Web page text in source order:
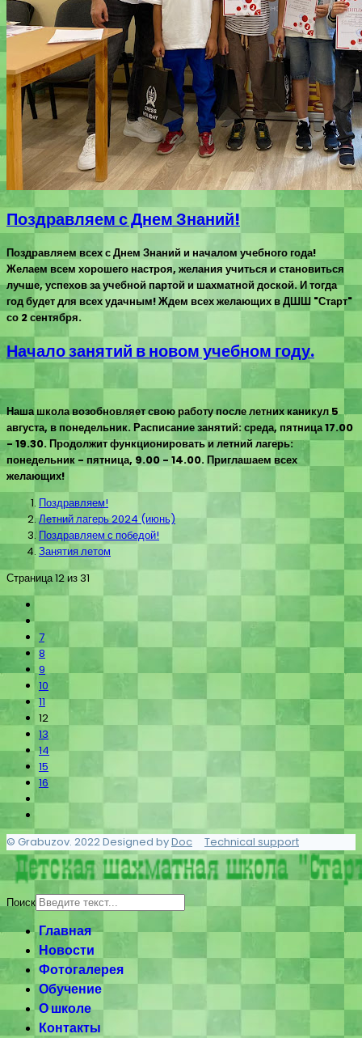
Поздравляем с Днем Знаний!
Поздравляем всех с Днем Знаний и началом учебного года!
Желаем всем хорошего настроя, желания учиться и становиться
лучше, успехов за учебной партой и шахматной доской. И тогда
год будет для всех удачным! Ждем всех желающих в ДШШ "Старт"
со 2 сентября.
Начало занятий в новом учебном году.
Наша школа возобновляет свою работу после летних каникул 5
августа, в понедельник. Расписание занятий: среда, пятница 17.00
- 19.30. Продолжит функционировать и летний лагерь:
понедельник - пятница, 9.00 - 14.00. Приглашаем всех
желающих!
Поздравляем!
Летний лагерь 2024 (июнь)
Поздравляем с победой!
Занятия летом
Страница 12 из 31
7
8
9
10
11
12
13
14
15
16
© Grabuzov. 2022 Designed byDoc Technical support
Поиск
Главная
Новости
Фотогалерея
Обучение
О школе
Контакты